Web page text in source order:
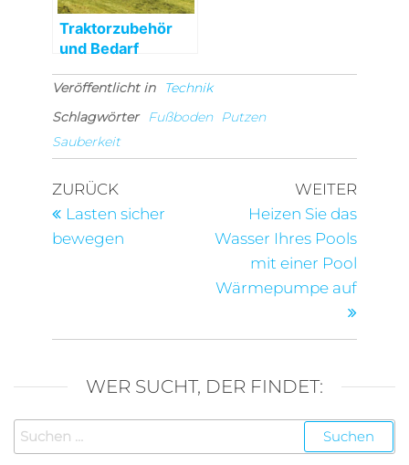
Traktorzubehör
und Bedarf
Veröffentlicht in
Technik
Schlagwörter
Fußboden Putzen
Sauberkeit
Beitragsnavigation
Vorheriger
Beitrag
ZURÜCK
Lasten sicher
bewegen
WEITER
Heizen Sie das
Wasser Ihres Pools
mit einer Pool
Wärmepumpe auf
WER SUCHT, DER FINDET:
Suchen
nach: